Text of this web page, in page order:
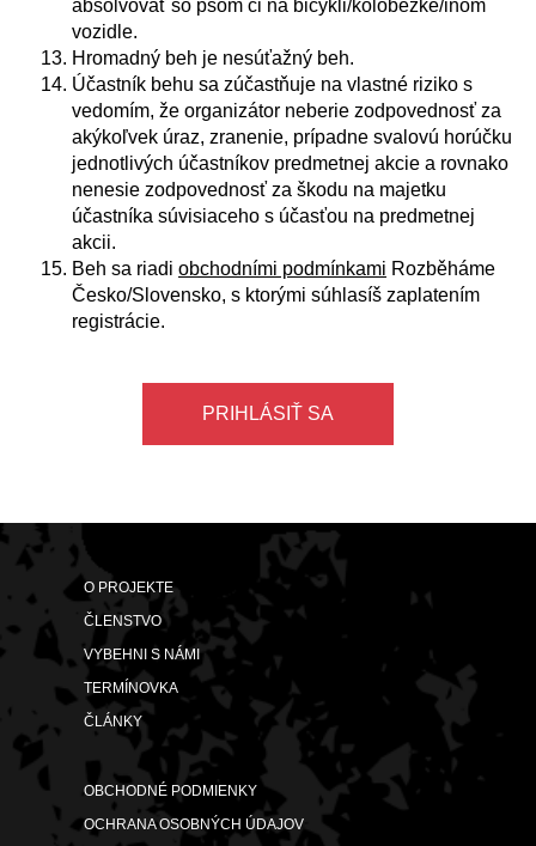
absolvovať so psom či na bicykli/kolobežke/inom
vozidle.
Hromadný beh je nesúťažný beh.
Účastník behu sa zúčastňuje na vlastné riziko s
vedomím, že organizátor neberie zodpovednosť za
akýkoľvek úraz, zranenie, prípadne svalovú horúčku
jednotlivých účastníkov predmetnej akcie a rovnako
nenesie zodpovednosť za škodu na majetku
účastníka súvisiaceho s účasťou na predmetnej
akcii.
Beh sa riadi obchodními podmínkami Rozběháme
Česko/Slovensko, s ktorými súhlasíš zaplatením
registrácie.
PRIHLÁSIŤ SA
O PROJEKTE
ČLENSTVO
VYBEHNI S NÁMI
TERMÍNOVKA
ČLÁNKY
OBCHODNÉ PODMIENKY
OCHRANA OSOBNÝCH ÚDAJOV